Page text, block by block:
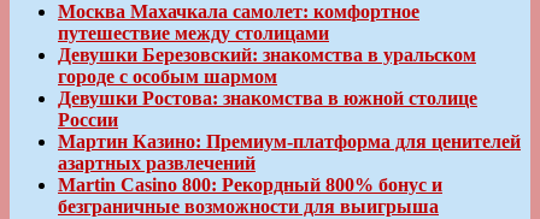
Москва Махачкала самолет: комфортное
путешествие между столицами
Девушки Березовский: знакомства в уральском
городе с особым шармом
Девушки Ростова: знакомства в южной столице
России
Мартин Казино: Премиум-платформа для ценителей
азартных развлечений
Martin Casino 800: Рекордный 800% бонус и
безграничные возможности для выигрыша